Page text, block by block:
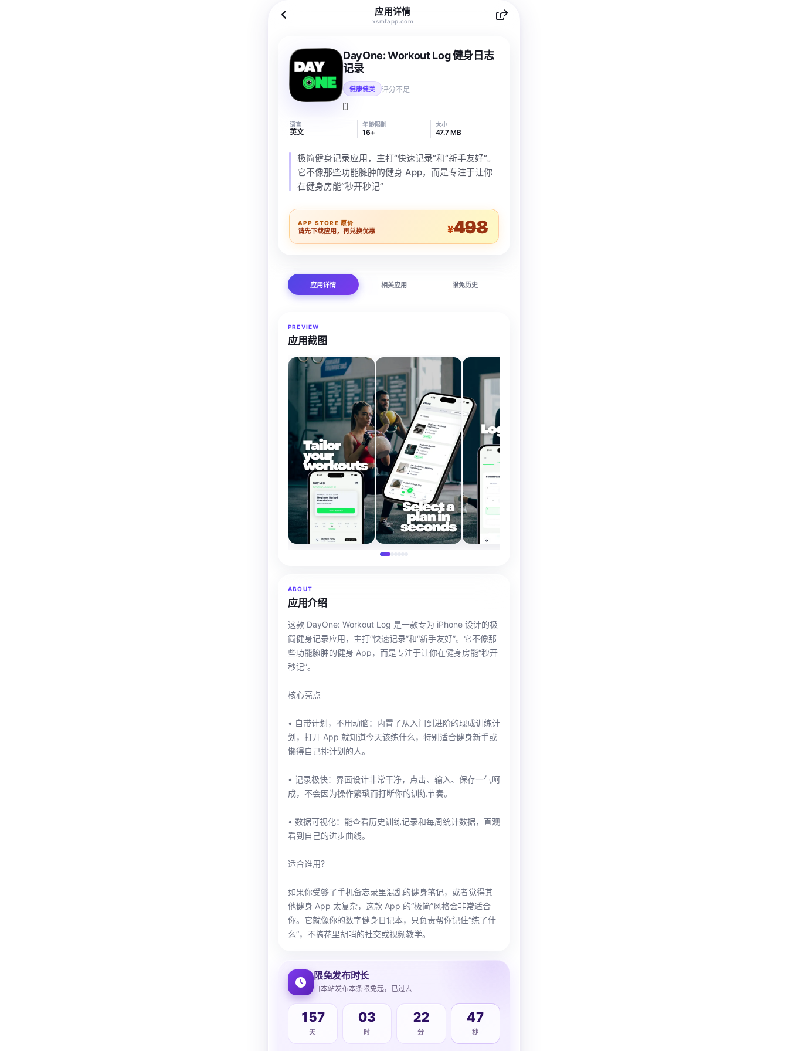
应用详情
xsmfapp.com
DayOne: Workout Log 健身日志
记录
健康健美 评分不足
语言
英文
年龄限制
16+
大小
47.7 MB
极简健身记录应用，主打“快速记录”和“新手友好”。
它不像那些功能臃肿的健身 App，而是专注于让你
在健身房能“秒开秒记”
APP STORE 原价
请先下载应用，再兑换优惠 ¥498
应用详情 相关应用 限免历史
PREVIEW
应用截图
ABOUT
应用介绍
这款 DayOne: Workout Log 是一款专为 iPhone 设计的极
简健身记录应用，主打“快速记录”和“新手友好”。它不像那
些功能臃肿的健身 App，而是专注于让你在健身房能“秒开
秒记”。
核心亮点
• 自带计划，不用动脑：内置了从入门到进阶的现成训练计
划，打开 App 就知道今天该练什么，特别适合健身新手或
懒得自己排计划的人。
• 记录极快：界面设计非常干净，点击、输入、保存一气呵
成，不会因为操作繁琐而打断你的训练节奏。
• 数据可视化：能查看历史训练记录和每周统计数据，直观
看到自己的进步曲线。
适合谁用？
如果你受够了手机备忘录里混乱的健身笔记，或者觉得其
他健身 App 太复杂，这款 App 的“极简”风格会非常适合
你。它就像你的数字健身日记本，只负责帮你记住“练了什
么”，不搞花里胡哨的社交或视频教学。
限免发布时长
自本站发布本条限免起，已过去
157
天
03
时
22
分
49
秒